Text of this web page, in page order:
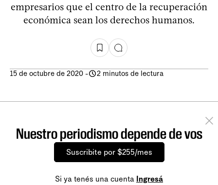
empresarios que el centro de la recuperación
económica sean los derechos humanos.
15 de octubre de 2020 - 2 minutos de lectura
Nuestro periodismo depende de vos
Suscribite por $255/mes
Si ya tenés una cuenta Ingresá